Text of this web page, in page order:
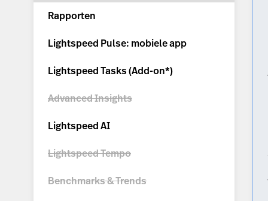
Rapporten
Lightspeed Pulse: mobiele app
Lightspeed Tasks (Add-on*)
Advanced Insights
Lightspeed AI
Lightspeed Tempo
Benchmarks & Trends